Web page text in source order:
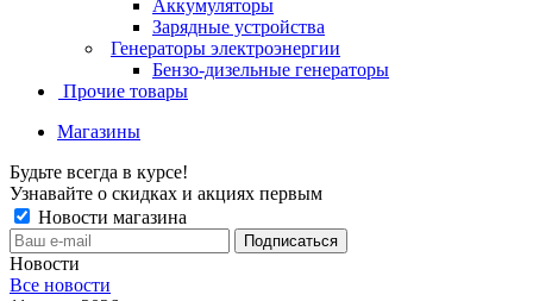
Аккумуляторы
Зарядные устройства
Генераторы электроэнергии
Бензо-дизельные генераторы
Прочие товары
Магазины
Будьте всегда в курсе!
Узнавайте о скидках и акциях первым
Новости магазина
Новости
Все новости